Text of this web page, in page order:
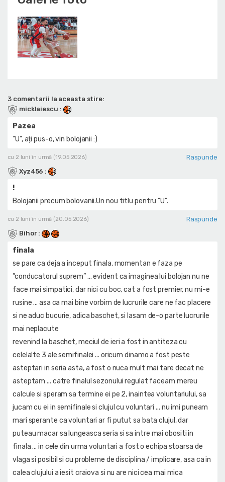
3 comentarii la aceasta stire:
micklaiescu :
Pazea
"U", ați pus-o, vin bolojanii :)
cu 2 luni în urmă (19.05.2026)
Raspunde
Xyz456 :
!
Bolojanii precum bolovanii.Un nou titlu pentru "U".
cu 2 luni în urmă (20.05.2026)
Raspunde
Bihor :
finala
se pare ca deja a inceput finala, momentan e faza pe
”conducatorul suprem” ... evident ca imaginea lui bolojan nu ne
face mai simpatici, dar nici cu boc, cat a fost premier, nu mi-e
rusine ... asa ca mai bine vorbim de lucrurile care ne fac placere
si ne aduc bucurie, adica baschet, si lasam de-o parte lucrurile
mai neplacute
revenind la baschet, meciul de ieri a fost in antiteza cu
celelalte 3 ale semifinalei ... oricum dinamo a fost peste
asteptari in seria asta, a fost o nuca mult mai tare decat ne
asteptam ... catre finalul sezonului regulat faceam mereu
calcule si speram sa termine ei pe 2, inaintea voluntariului, sa
jucam cu ei in semifinale si clujul cu voluntari ... nu imi puneam
mari sperante ca voluntari ar fi putut sa bata clujul, dar
puteau macar sa lungeasca seria si sa intre mai obositi in
finala ... in cele din urma voluntari a fost o echipa stoarsa de
vlaga si posibil si cu probleme de disciplina / implicare, asa ca in
calea clujului a iesit craiova si nu are nici cea mai mica